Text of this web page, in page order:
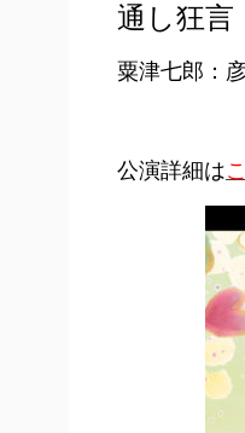
通し狂
粟津七郎：
公演詳細は